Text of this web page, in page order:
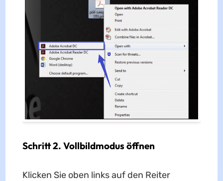
Schritt 2. Vollbildmodus öffnen
Klicken Sie oben links auf den Reiter